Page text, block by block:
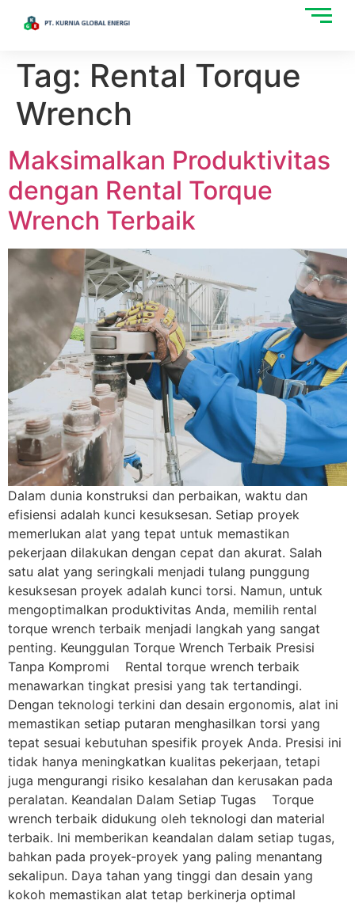
Tag: Rental Torque
Wrench
Maksimalkan Produktivitas
dengan Rental Torque
Wrench Terbaik
Dalam dunia konstruksi dan perbaikan, waktu dan
efisiensi adalah kunci kesuksesan. Setiap proyek
memerlukan alat yang tepat untuk memastikan
pekerjaan dilakukan dengan cepat dan akurat. Salah
satu alat yang seringkali menjadi tulang punggung
kesuksesan proyek adalah kunci torsi. Namun, untuk
mengoptimalkan produktivitas Anda, memilih rental
torque wrench terbaik menjadi langkah yang sangat
penting. Keunggulan Torque Wrench Terbaik Presisi
Tanpa Kompromi Rental torque wrench terbaik
menawarkan tingkat presisi yang tak tertandingi.
Dengan teknologi terkini dan desain ergonomis, alat ini
memastikan setiap putaran menghasilkan torsi yang
tepat sesuai kebutuhan spesifik proyek Anda. Presisi ini
tidak hanya meningkatkan kualitas pekerjaan, tetapi
juga mengurangi risiko kesalahan dan kerusakan pada
peralatan. Keandalan Dalam Setiap Tugas Torque
wrench terbaik didukung oleh teknologi dan material
terbaik. Ini memberikan keandalan dalam setiap tugas,
bahkan pada proyek-proyek yang paling menantang
sekalipun. Daya tahan yang tinggi dan desain yang
kokoh memastikan alat tetap berkinerja optimal